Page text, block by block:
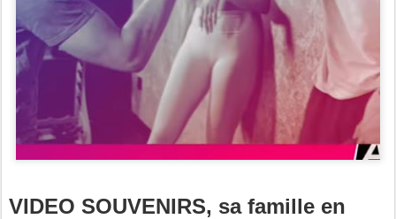
VIDEO SOUVENIRS, sa famille en